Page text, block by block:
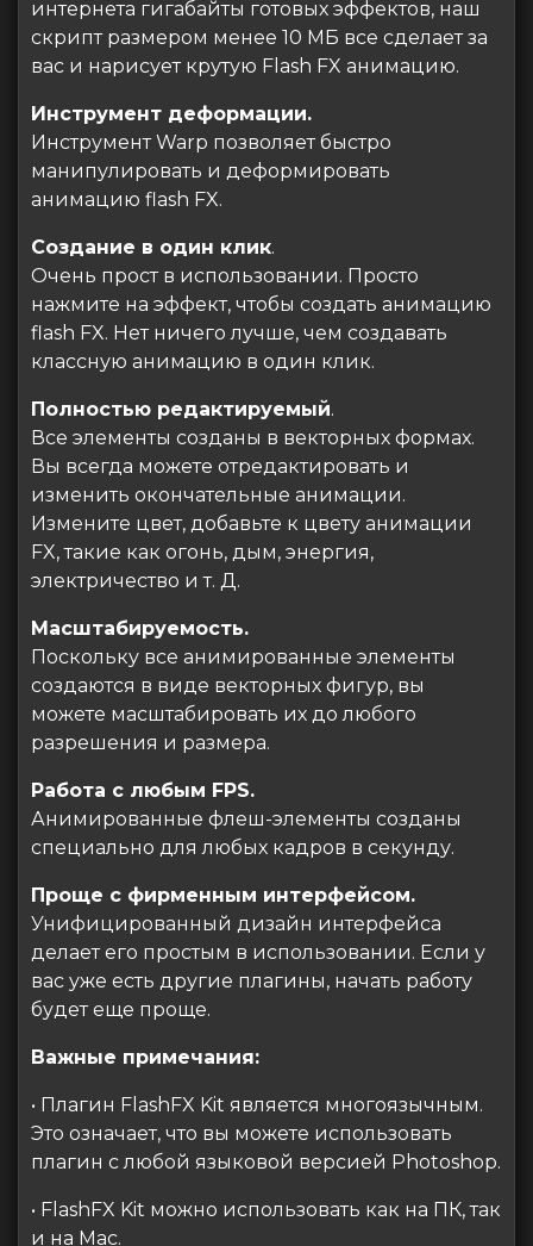
интернета гигабайты готовых эффектов, наш
скрипт размером менее 10 МБ все сделает за
вас и нарисует крутую Flash FX анимацию.
Инструмент деформации.
Инструмент Warp позволяет быстро
манипулировать и деформировать
анимацию flash FX.
Создание в один клик.
Очень прост в использовании. Просто
нажмите на эффект, чтобы создать анимацию
flash FX. Нет ничего лучше, чем создавать
классную анимацию в один клик.
Полностью редактируемый.
Все элементы созданы в векторных формах.
Вы всегда можете отредактировать и
изменить окончательные анимации.
Измените цвет, добавьте к цвету анимации
FX, такие как огонь, дым, энергия,
электричество и т. Д.
Масштабируемость.
Поскольку все анимированные элементы
создаются в виде векторных фигур, вы
можете масштабировать их до любого
разрешения и размера.
Работа с любым FPS.
Анимированные флеш-элементы созданы
специально для любых кадров в секунду.
Проще с фирменным интерфейсом.
Унифицированный дизайн интерфейса
делает его простым в использовании. Если у
вас уже есть другие плагины, начать работу
будет еще проще.
Важные примечания:
• Плагин FlashFX Kit является многоязычным.
Это означает, что вы можете использовать
плагин с любой языковой версией Photoshop.
• FlashFX Kit можно использовать как на ПК, так
и на Mac.